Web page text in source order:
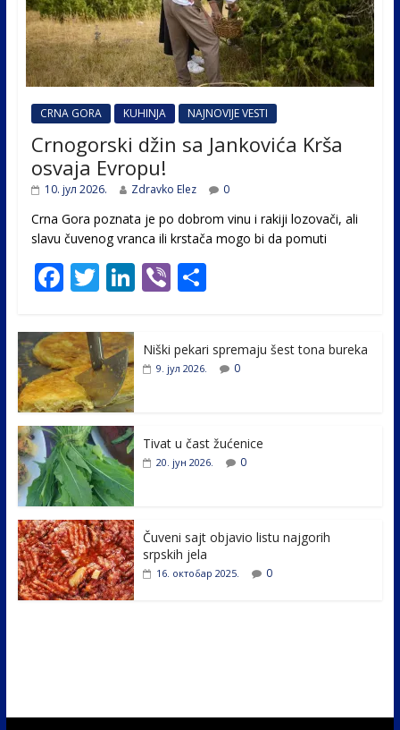
CRNA GORA KUHINJA NAJNOVIJE VESTI
Crnogorski džin sa Jankovića Krša
osvaja Evropu!
10. јул 2026. Zdravko Elez 0
Crna Gora poznata je po dobrom vinu i rakiji lozovači, ali
slavu čuvenog vranca ili krstača mogo bi da pomuti
F
e
b
o
o
k
T
itt
er
Li
e
Vi S
e
Niški pekari spremaju šest tona bureka
9. јул 2026. 0
Tivat u čast žućenice
20. јун 2026. 0
Čuveni sajt objavio listu najgorih
srpskih jela
16. октобар 2025. 0